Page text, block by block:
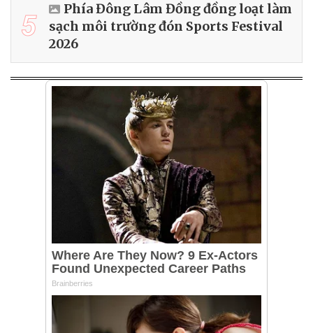
5
Phía Đông Lâm Đồng đồng loạt làm
sạch môi trường đón Sports Festival
2026